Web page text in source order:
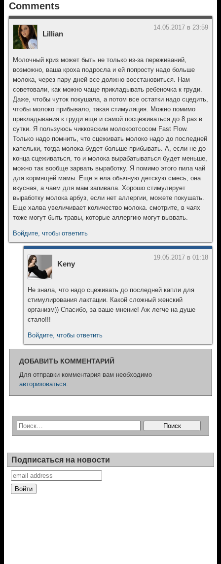
Comments
Lillian
14.05.2017 в 23:59
Молочный криз может быть не только из-за переживаний,
возможно, ваша кроха подросла и ей попросту надо больше
молока, через пару дней все должно восстановиться. Нам
советовали, как можно чаще прикладывать ребеночка к груди.
Даже, чтобы чуток покушала, а потом все остатки надо сцедить,
чтобы молоко прибывало, такая стимуляция. Можно помимо
прикладывания к груди еще и самой посцеживаться до 8 раз в
сутки. Я пользуюсь чикковским молокоотсосом Fast Flow.
Только надо помнить, что сцеживать молоко надо до последней
капельки, тогда молока будет больше прибывать. А, если не до
конца сцеживаться, то и молока вырабатываться будет меньше,
можно так вообще зарвать выработку. Я помимо этого пила чай
для кормящей мамы. Еще я ела обычную детскую смесь, она
вкусная, а чаем для мам запивала. Хорошо стимулирует
выработку молока арбуз, если нет аллергии, можете покушать.
Еще халва увеличивает количество молока. смотрите, в чаях
тоже могут быть травы, которые аллергию могут вызвать.
Войдите, чтобы ответить
Keny
19.05.2017 в 01:18
Не знала, что надо сцеживать до последней капли для
стимулирования лактации. Какой сложный женский
организм)) Спасибо, за ваше мнение! Аж легче на душе
стало!!!
Войдите, чтобы ответить
ДОБАВИТЬ КОММЕНТАРИЙ
Для отправки комментария вам необходимо
авторизоваться.
Подписаться на новости